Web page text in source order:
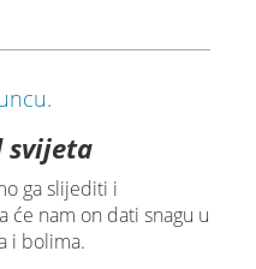
svijeta
ga slijediti i
će nam on dati snagu u
i bolima.